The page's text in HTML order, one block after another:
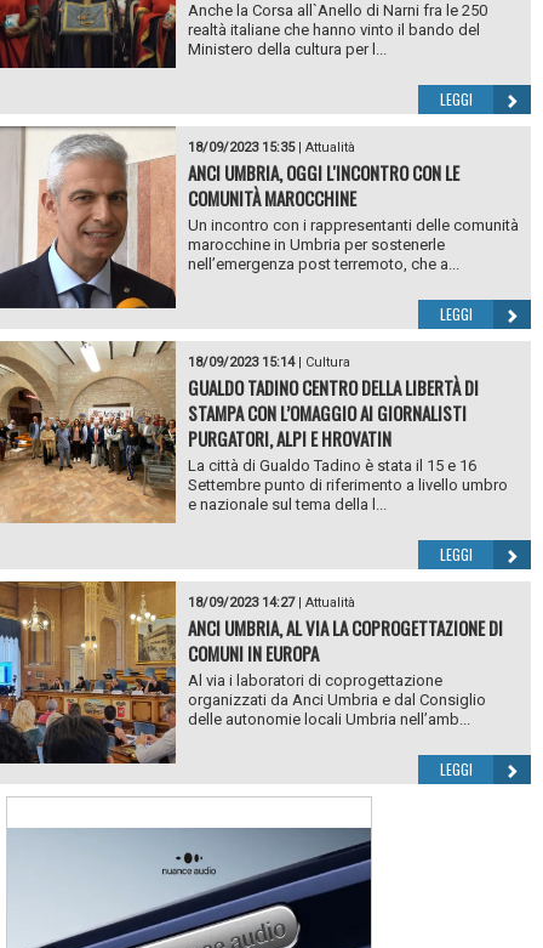
Anche la Corsa all`Anello di Narni fra le 250
realtà italiane che hanno vinto il bando del
Ministero della cultura per l...
LEGGI
18/09/2023 15:35| Attualità
ANCI UMBRIA, OGGI L'INCONTRO CON LE
COMUNITÀ MAROCCHINE
Un incontro con i rappresentanti delle comunità
marocchine in Umbria per sostenerle
nell’emergenza post terremoto, che a...
LEGGI
18/09/2023 15:14| Cultura
GUALDO TADINO CENTRO DELLA LIBERTÀ DI
STAMPA CON L’OMAGGIO AI GIORNALISTI
PURGATORI, ALPI E HROVATIN
La città di Gualdo Tadino è stata il 15 e 16
Settembre punto di riferimento a livello umbro
e nazionale sul tema della l...
LEGGI
18/09/2023 14:27| Attualità
ANCI UMBRIA, AL VIA LA COPROGETTAZIONE DI
COMUNI IN EUROPA
Al via i laboratori di coprogettazione
organizzati da Anci Umbria e dal Consiglio
delle autonomie locali Umbria nell’amb...
LEGGI